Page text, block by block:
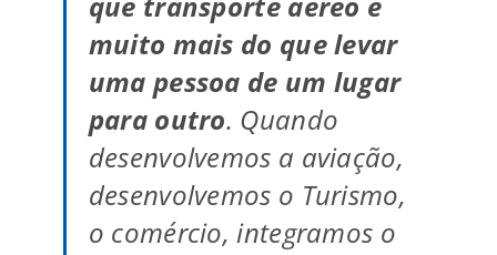
muito mais do que levar
uma pessoa de um lugar
para outro. Quando
desenvolvemos a aviação,
desenvolvemos o Turismo,
o comércio, integramos o